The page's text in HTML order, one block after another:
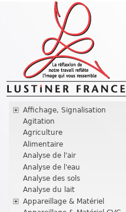
Affichage, Signalisation
Agitation
Agriculture
Alimentaire
Analyse de l'air
Analyse de l'eau
Analyse des sols
Analyse du lait
Appareillage & Matériel